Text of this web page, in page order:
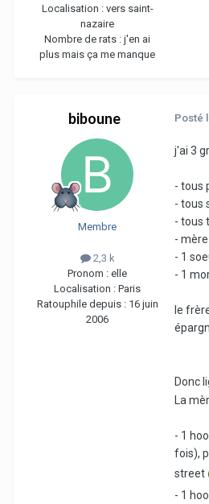
Localisation : vers saint-
nazaire
Nombre de rats : j'en ai
plus mais ça me manque
biboune
Membre
2,3 k
Pronom : elle
Localisation : Paris
Ratouphile depuis : 16 juin
2006
Posté
j'ai 3
- tous
- tous
- tous
-
- 1
- 1
le
Donc
La
- 1
fois),
street
- 1